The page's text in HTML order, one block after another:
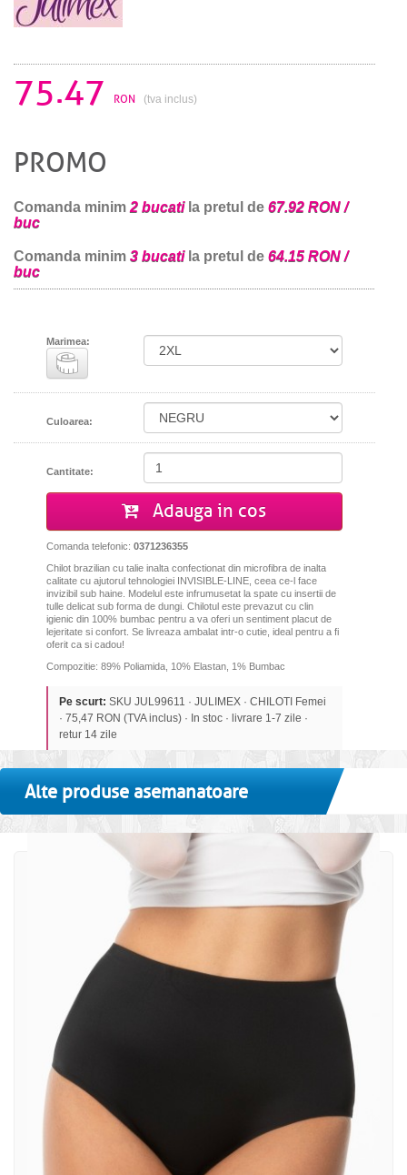
75.47 RON (tva inclus)
PROMO
Comanda minim 2 bucatila pretul de 67.92 RON /
buc
Comanda minim 3 bucatila pretul de 64.15 RON /
buc
Marimea:
Culoarea:
Cantitate:
Adauga in cos
Comanda telefonic: 0371236355
Chilot brazilian cu talie inalta confectionat din microfibra de inalta
calitate cu ajutorul tehnologiei INVISIBLE-LINE, ceea ce-l face
invizibil sub haine. Modelul este infrumusetat la spate cu insertii de
tulle delicat sub forma de dungi. Chilotul este prevazut cu clin
igienic din 100% bumbac pentru a va oferi un sentiment placut de
lejeritate si confort. Se livreaza ambalat intr-o cutie, ideal pentru a fi
oferit ca si cadou!
Compozitie: 89% Poliamida, 10% Elastan, 1% Bumbac
Pe scurt: SKU JUL99611 · JULIMEX · CHILOTI Femei
· 75,47 RON (TVA inclus) · In stoc · livrare 1-7 zile ·
retur 14 zile
Alte produse asemanatoare